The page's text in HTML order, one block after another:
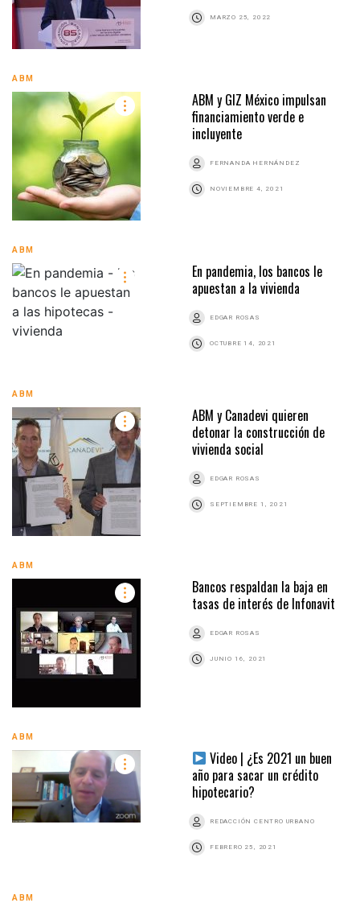
MARZO 25, 2022
ABM
ABM y GIZ México impulsan
financiamiento verde e
incluyente
FERNANDA HERNÁNDEZ
NOVIEMBRE 4, 2021
ABM
En pandemia, los bancos le
apuestan a la vivienda
EDGAR ROSAS
OCTUBRE 14, 2021
ABM
ABM y Canadevi quieren
detonar la construcción de
vivienda social
EDGAR ROSAS
SEPTIEMBRE 1, 2021
ABM
Bancos respaldan la baja en
tasas de interés de Infonavit
EDGAR ROSAS
JUNIO 16, 2021
ABM
Video | ¿Es 2021 un buen
año para sacar un crédito
hipotecario?
REDACCIÓN CENTRO URBANO
FEBRERO 25, 2021
ABM